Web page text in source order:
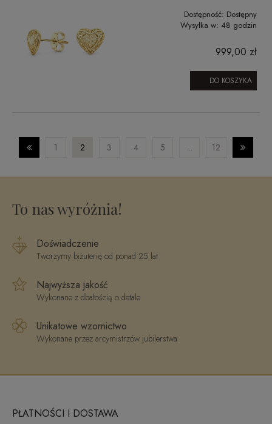
Dostępność: Dostępny
Wysyłka w: 48 godzin
999,00 zł
DO KOSZYKA
1 2 3 4 5 ... 12
To nas wyróżnia!
Doświadczenie
Tworzymy biżuterię od ponad 25 lat
Najwyższa jakość
Wykonane z dbałością o detale
Unikatowe wzornictwo
Wykonane przez arcymistrzów jubilerstwa
PŁATNOŚCI I DOSTAWA